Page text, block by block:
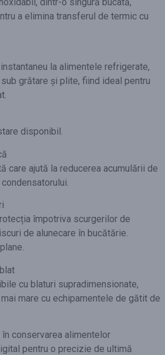
a elimina transferul de termic cu
la alimentele refrigerate,
grătare și plite, fiind ideal pentru
disponibil.
care ajută la reducerea acumulării de
împotriva scurgerilor de
de alunecare în bucătărie.
cu blaturi supradimensionate,
mare cu echipamentele de gătit de
conservarea alimentelor
pentru o precizie de ultimă